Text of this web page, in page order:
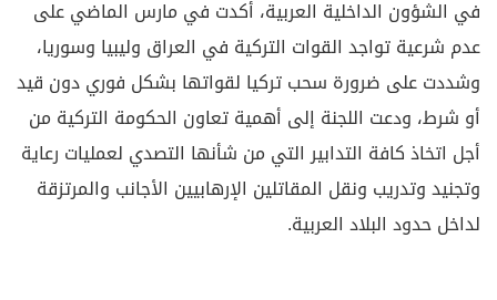
في الشؤون الداخلية العربية، أكدت في مارس الماضي على
عدم شرعية تواجد القوات التركية في العراق وليبيا وسوريا،
وشددت على ضرورة سحب تركيا لقواتها بشكل فوري دون قيد
أو شرط، ودعت اللجنة إلى أهمية تعاون الحكومة التركية من
أجل اتخاذ كافة التدابير التي من شأنها التصدي لعمليات رعاية
وتجنيد وتدريب ونقل المقاتلين الإرهابيين الأجانب والمرتزقة
لداخل حدود البلاد العربية.